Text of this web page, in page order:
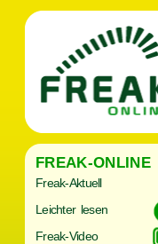
FREAK-ONLINE
Freak-Aktuell
Leichter lesen
Freak-Video